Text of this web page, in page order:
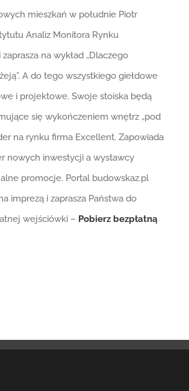
mieszkań w południe Piotr
Analiz Monitora Rynku
na wykład „Dlaczego
A do tego wszystkiego giełdowe
i projektowe. Swoje stoiska będą
się wykończeniem wnętrz „pod
na rynku firma Excellent. Zapowiada
nowych inwestycji a wystawcy
promocje. Portal budowskaz.pl
imprezą i zaprasza Państwa do
wejściówki – Pobierz bezpłatną